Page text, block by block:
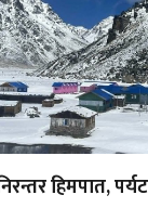
हिमपात,